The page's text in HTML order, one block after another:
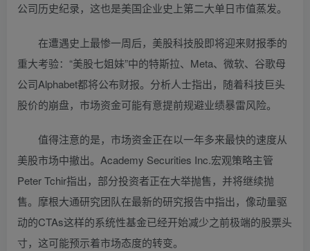
公司历史纪录，这也是美国企业史上第二大单日市值蒸发。
在遭遇史上最惨一周后，美股科技股即将迎来财报季的
重大考验：“美股七姐妹”中的特斯拉、Meta、微软、谷歌母
公司Alphabet都将公布财报。分析人士指出，随着科技巨头
股价的崩盘，市场资金可能有意提前规避业绩暴雷风险。
值得注意的是，市场资金正在以一年多来最快的速度从
美股市场中撤出。Academy Securities Inc.宏观策略主管
Peter Tchir指出，部分投资者正在大举抛售，并将继续抛
售。摩根大通研究团队在最新的研究报告中指出，像动量驱
动的CTAs这样的系统性基金已经开始减少之前极端的股票头
寸，这可能预示着市场态度的转变。